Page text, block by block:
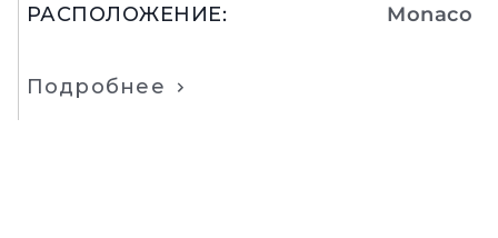
РАСПОЛОЖЕНИЕ: Monaco
Подробнее